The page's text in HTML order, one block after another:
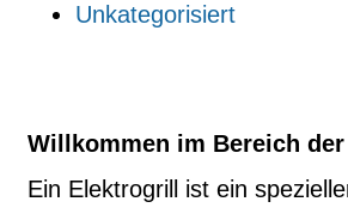
Unkategorisiert
Willkommen im Bereich
Ein Elektrogrill ist ein